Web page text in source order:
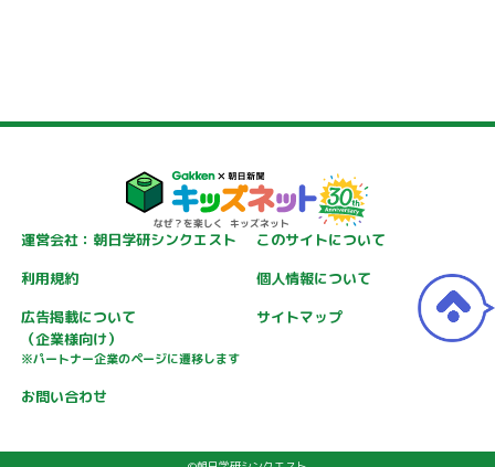
運営会社：朝日学研シンクエスト
このサイトについて
利用規約
個人情報について
広告掲載について
（企業様向け）
※パートナー企業のページに遷移します
サイトマップ
お問い合わせ